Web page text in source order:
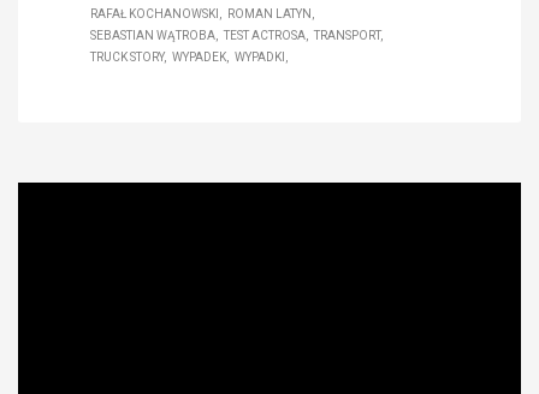
RAFAŁ KOCHANOWSKI
ROMAN LATYN
SEBASTIAN WĄTROBA
TEST ACTROSA
TRANSPORT
TRUCK STORY
WYPADEK WYPADKI